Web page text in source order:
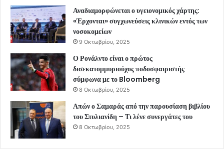
Αναδιαμορφώνεται ο υγειονομικός χάρτης:
«Έρχονται» συγχωνεύσεις κλινικών εντός των
νοσοκομείων
9 Οκτωβρίου, 2025
Ο Ρονάλντο είναι ο πρώτος
δισεκατομμυριούχος ποδοσφαιριστής
σύμφωνα με το Bloomberg
8 Οκτωβρίου, 2025
Απών ο Σαμαράς από την παρουσίαση βιβλίου
του Στυλιανίδη – Τι λένε συνεργάτες του
8 Οκτωβρίου, 2025